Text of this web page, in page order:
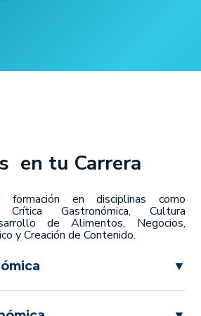
en tu Carrera
en disciplinas como
Gastronómica, Cultura
de Alimentos, Negocios,
y Creación de Contenido.
▼